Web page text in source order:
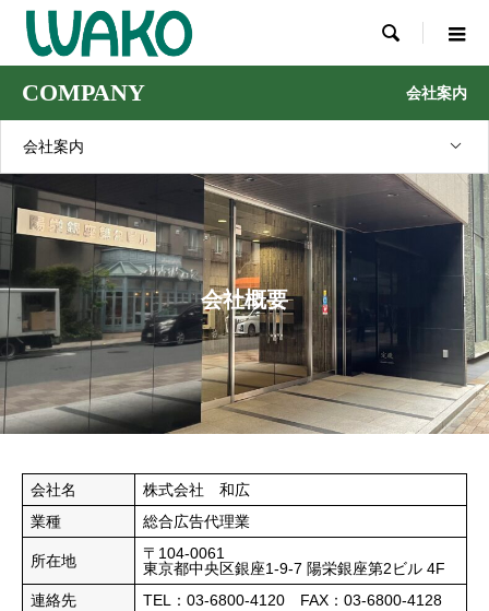

COMPANY 会社案内
会社案内
会社概要
会社名
株式会社 和広
業種
総合広告代理業
所在地
〒104-0061
東京都中央区銀座1-9-7 陽栄銀座第2ビル 4F
連絡先
TEL：03-6800-4120 FAX：03-6800-4128